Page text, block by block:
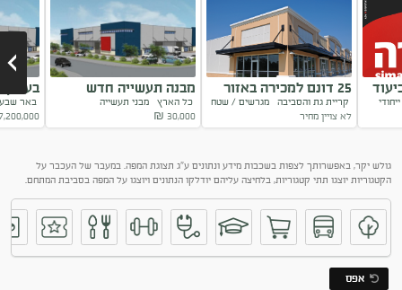
25 דונם למכירה באזור
באר טוביה
קריית גת והסביבה מגרשים / שטח
ייחודי
לא צויין מחיר
מבנה תעשייה חדש
ומושקע עמק שרה
כל הארץ מבני תעשייה
30,000
₪
בעמק
חדש
באר
גולש יקר, באפשרותך לצפות בשכבות מידע ונתונים ע"ג תצוגת המפה. במעבר של העכבר על
הקטגוריות יוצגו תתי קטגוריות, בלחיצה עליהם יודלקו הנתונים ויוצגו על המפה בסביבת המתחם.
אפס